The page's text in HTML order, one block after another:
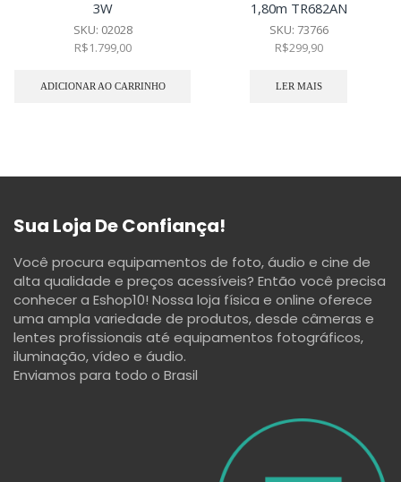
3W
SKU: 02028
R$1.799,00
ADICIONAR AO CARRINHO
1,80m TR682AN
SKU: 73766
R$299,90
LER MAIS
Sua Loja De Confiança!
Você procura equipamentos de foto, áudio e cine de
alta qualidade e preços acessíveis? Então você precisa
conhecer a Eshop10! Nossa loja física e online oferece
uma ampla variedade de produtos, desde câmeras e
lentes profissionais até equipamentos fotográficos,
iluminação, vídeo e áudio.
Enviamos para todo o Brasil